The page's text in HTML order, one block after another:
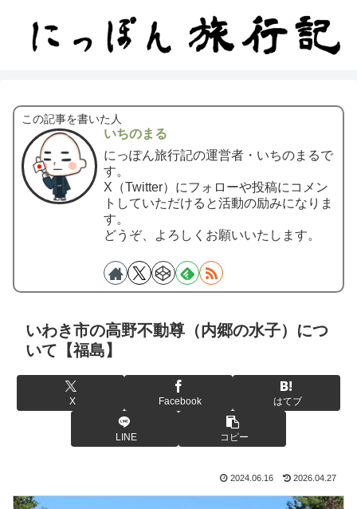
この記事を書いた人
いちのまる
にっぽん旅行記の運営者・いちのまるで
す。
X（Twitter）にフォローや投稿にコメン
トしていただけると活動の励みになりま
す。
どうぞ、よろしくお願いいたします。
いわき市の高野不動尊（内郷の水子）につ
いて【福島】
X Facebook はてブ
LINE コピー
2024.06.16 2026.04.27